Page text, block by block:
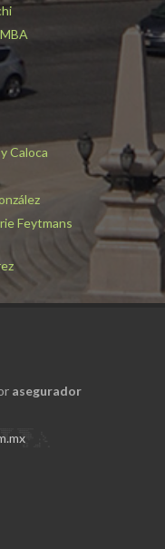
Caloca
Feytmans
asegurador